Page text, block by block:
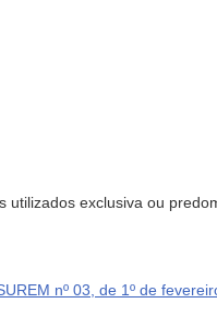
utilizados exclusiva ou
nº 03, de 1º de